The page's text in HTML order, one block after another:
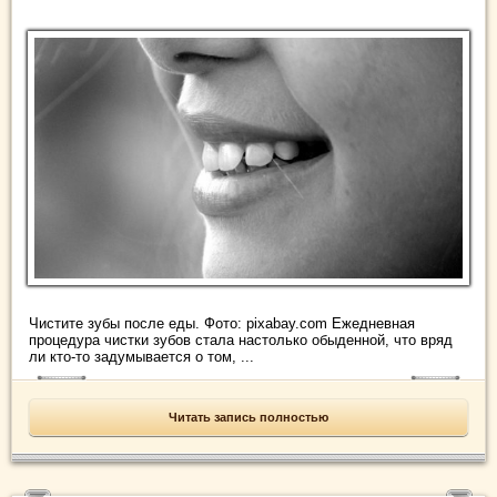
Чистите зубы после еды. Фото: pixabay.com Ежедневная
процедура чистки зубов стала настолько обыденной, что вряд
ли кто-то задумывается о том, ...
Читать запись полностью